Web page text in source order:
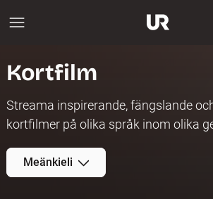
Kortfilm
Streama inspirerande, fängslande
kortfilmer på olika språk inom olika
Meänkieli